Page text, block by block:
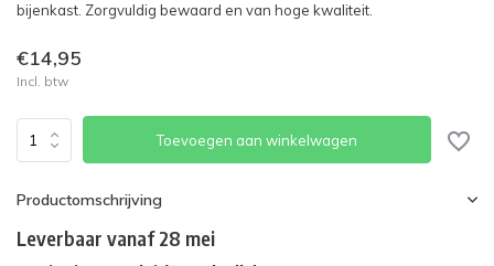
bijenkast. Zorgvuldig bewaard en van hoge kwaliteit.
€14,95
Incl. btw
Toevoegen aan winkelwagen
Productomschrijving
Leverbaar vanaf 28 mei